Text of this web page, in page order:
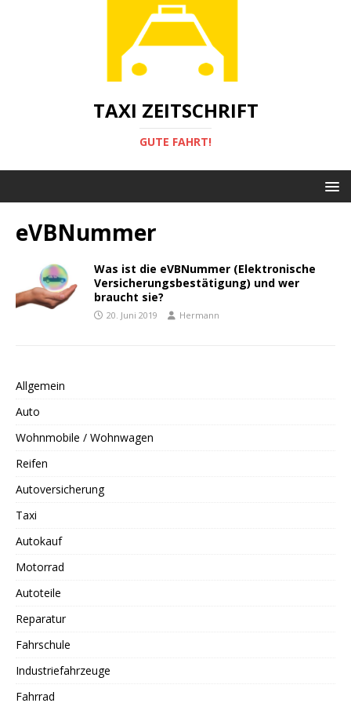
TAXI ZEITSCHRIFT
GUTE FAHRT!
eVBNummer
Was ist die eVBNummer (Elektronische
Versicherungsbestätigung) und wer
braucht sie?
20. Juni 2019 Hermann
Allgemein
Auto
Wohnmobile / Wohnwagen
Reifen
Autoversicherung
Taxi
Autokauf
Motorrad
Autoteile
Reparatur
Fahrschule
Industriefahrzeuge
Fahrrad